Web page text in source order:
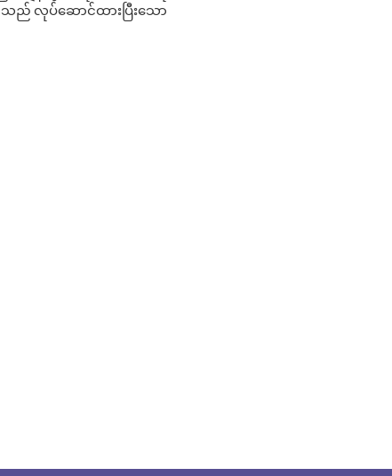
ည် လုပ်ဆောင်ထားပြီးသော